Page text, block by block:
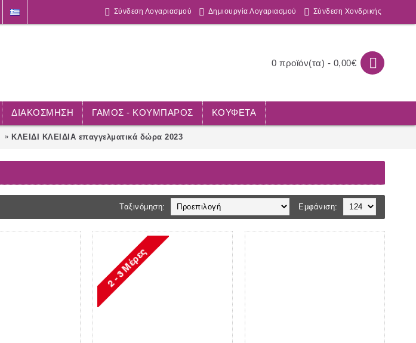
Σύνδεση Λογαριασμού Δημιουργία Λογαριασμού Σύνδεση Χονδρικής
0 προϊόν(τα) - 0,00€
ΔΙΑΚΟΣΜΗΣΗ ΓΑΜΟΣ - ΚΟΥΜΠΑΡΟΣ ΚΟΥΦΕΤΑ
ΚΛΕΙΔΙ ΚΛΕΙΔΙΑ επαγγελματικά δώρα 2023
Εμφάνιση:
Ταξινόμηση: